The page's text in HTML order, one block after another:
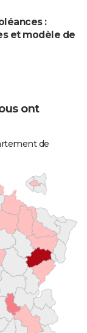
:
et modèle de
ont
de